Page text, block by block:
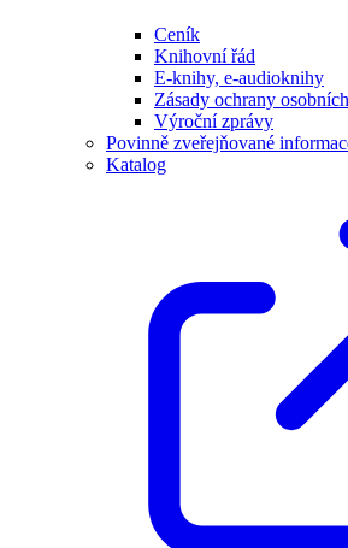
Ceník
Knihovní řád
E-knihy, e-audioknihy
Zásady ochrany
Výroční zprávy
Povinně zveřejňované
Katalog